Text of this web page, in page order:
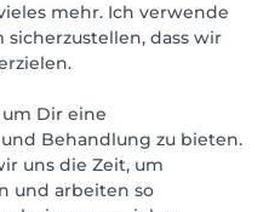
mehr. Ich verwende
dass wir
Dir eine
Behandlung zu bieten.
uns die Zeit, um
und arbeiten so